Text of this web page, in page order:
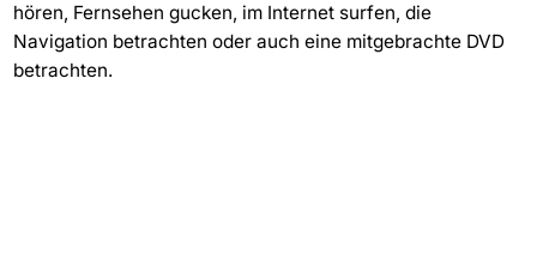
hören, Fernsehen gucken, im Internet surfen, die
Navigation betrachten oder auch eine mitgebrachte DVD
betrachten.